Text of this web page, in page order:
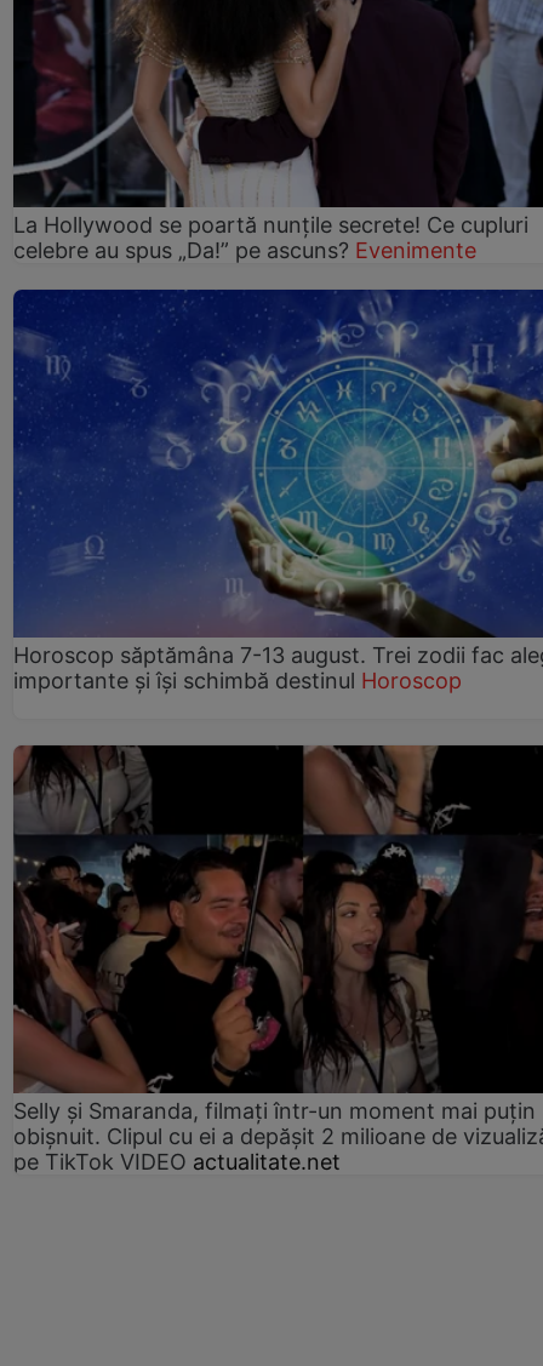
La Hollywood se poartă nunțile secrete! Ce cupluri
celebre au spus „Da!” pe ascuns? Evenimente
Horoscop săptămâna 7-13 august. Trei zodii fac
importante și își schimbă destinul Horoscop
Selly și Smaranda, filmați într-un moment mai puțin
obișnuit. Clipul cu ei a depășit 2 milioane de
pe TikTok VIDEO actualitate.net